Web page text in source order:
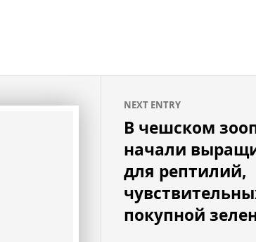
NEXT ENTRY
В чешском
начали
для рептилий,
покупной